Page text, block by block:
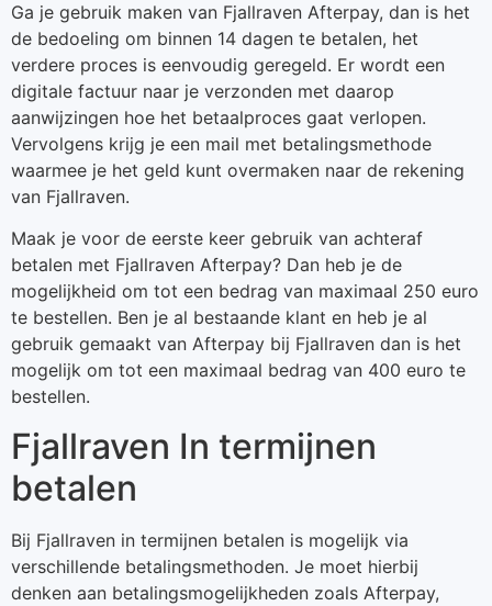
Ga je gebruik maken van Fjallraven Afterpay, dan is het
de bedoeling om binnen 14 dagen te betalen, het
verdere proces is eenvoudig geregeld. Er wordt een
digitale factuur naar je verzonden met daarop
aanwijzingen hoe het betaalproces gaat verlopen.
Vervolgens krijg je een mail met betalingsmethode
waarmee je het geld kunt overmaken naar de rekening
van Fjallraven.
Maak je voor de eerste keer gebruik van achteraf
betalen met Fjallraven Afterpay? Dan heb je de
mogelijkheid om tot een bedrag van maximaal 250 euro
te bestellen. Ben je al bestaande klant en heb je al
gebruik gemaakt van Afterpay bij Fjallraven dan is het
mogelijk om tot een maximaal bedrag van 400 euro te
bestellen.
Fjallraven In termijnen
betalen
Bij Fjallraven in termijnen betalen is mogelijk via
verschillende betalingsmethoden. Je moet hierbij
denken aan betalingsmogelijkheden zoals Afterpay,